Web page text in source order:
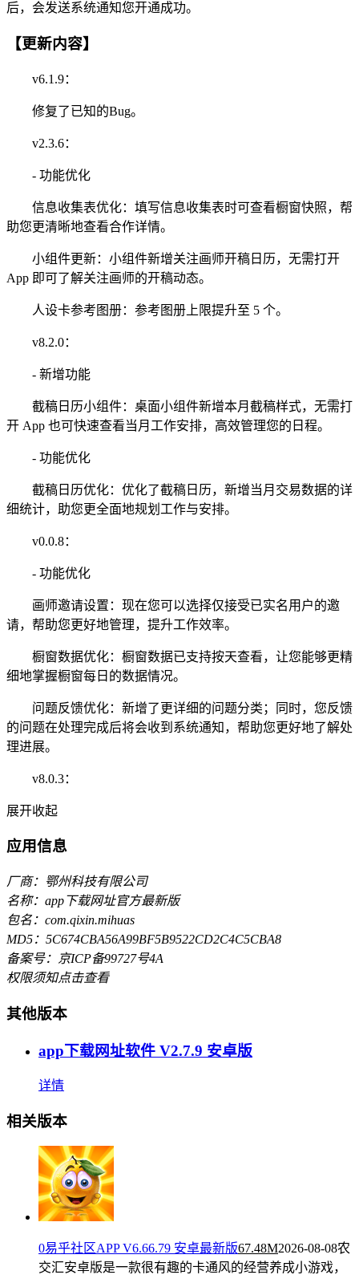
后，会发送系统通知您开通成功。
【更新内容】
v6.1.9：
修复了已知的Bug。
v2.3.6：
- 功能优化
信息收集表优化：填写信息收集表时可查看橱窗快照，帮
助您更清晰地查看合作详情。
小组件更新：小组件新增关注画师开稿日历，无需打开
App 即可了解关注画师的开稿动态。
人设卡参考图册：参考图册上限提升至 5 个。
v8.2.0：
- 新增功能
截稿日历小组件：桌面小组件新增本月截稿样式，无需打
开 App 也可快速查看当月工作安排，高效管理您的日程。
- 功能优化
截稿日历优化：优化了截稿日历，新增当月交易数据的详
细统计，助您更全面地规划工作与安排。
v0.0.8：
- 功能优化
画师邀请设置：现在您可以选择仅接受已实名用户的邀
请，帮助您更好地管理，提升工作效率。
橱窗数据优化：橱窗数据已支持按天查看，让您能够更精
细地掌握橱窗每日的数据情况。
问题反馈优化：新增了更详细的问题分类；同时，您反馈
的问题在处理完成后将会收到系统通知，帮助您更好地了解处
理进展。
v8.0.3：
展开收起
应用信息
厂商：鄂州科技有限公司
名称：app下载网址官方最新版
包名：com.qixin.mihuas
MD5：5C674CBA56A99BF5B9522CD2C4C5CBA8
备案号：京ICP备99727号4A
权限须知点击查看
其他版本
app下载网址软件 V2.7.9 安卓版
详情
相关版本
0易乎社区APP V6.66.79 安卓最新版67.48M2026-08-08农
交汇安卓版是一款很有趣的卡通风的经营养成小游戏，